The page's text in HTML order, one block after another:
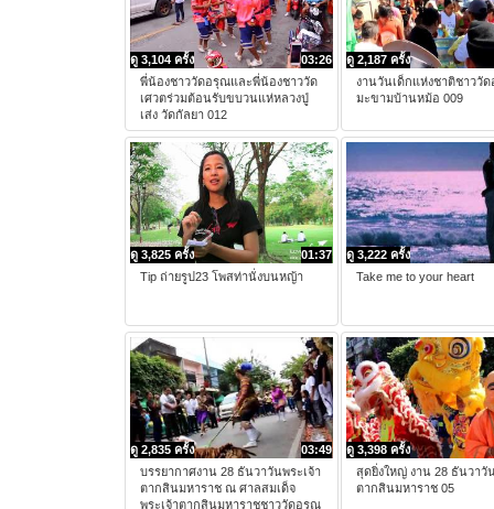
03:26
ดู 3,104 ครั้ง
พี่น้องชาววัดอรุณและพี่น้องชาววัด
เศวตร่วมต้อนรับขบวนแห่หลวงปู่
เส่ง วัดกัลยา 012
ดู 2,187 ครั้ง
งานวันเด็กแห่งชาติชาววั
มะขามบ้านหม้อ 009
01:37
ดู 3,825 ครั้ง
Tip ถ่ายรูป23 โพสท่านั่งบนหญ้า
ดู 3,222 ครั้ง
Take me to your heart
03:49
ดู 2,835 ครั้ง
บรรยากาศงาน 28 ธันวาวันพระเจ้า
ตากสินมหาราช ณ ศาลสมเด็จ
พระเจ้าตากสินมหาราชชาววัดอรุณ
ดู 3,398 ครั้ง
สุดยิ่งใหญ่ งาน 28 ธันวาวั
ตากสินมหาราช 05